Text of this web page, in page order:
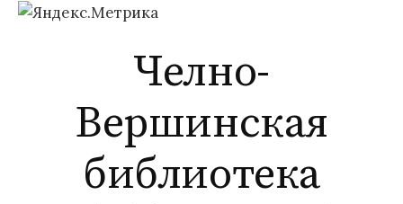
Челно-
Вершинская
библиотека